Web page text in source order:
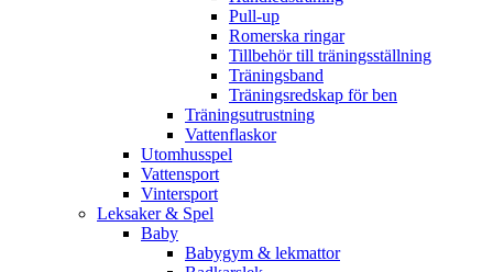
Pull-up
Romerska ringar
Tillbehör till träningsställning
Träningsband
Träningsredskap för ben
Träningsutrustning
Vattenflaskor
Utomhusspel
Vattensport
Vintersport
Leksaker & Spel
Baby
Babygym & lekmattor